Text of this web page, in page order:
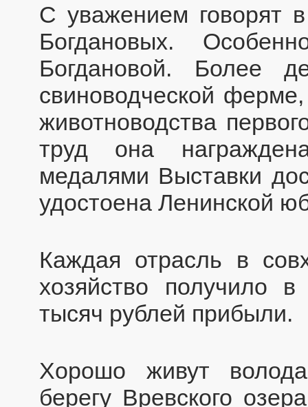
С уважением говорят
Богдановых.
Богдановой. Более
свиноводческой
животноводства
труд она
медалями Выставки
удостоена Ленинской
Каждая отрасль в
хозяйство получило
тысяч рублей прибыли.
Хорошо живут
берегу Вревского